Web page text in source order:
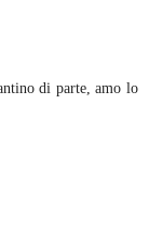
di parte, amo lo